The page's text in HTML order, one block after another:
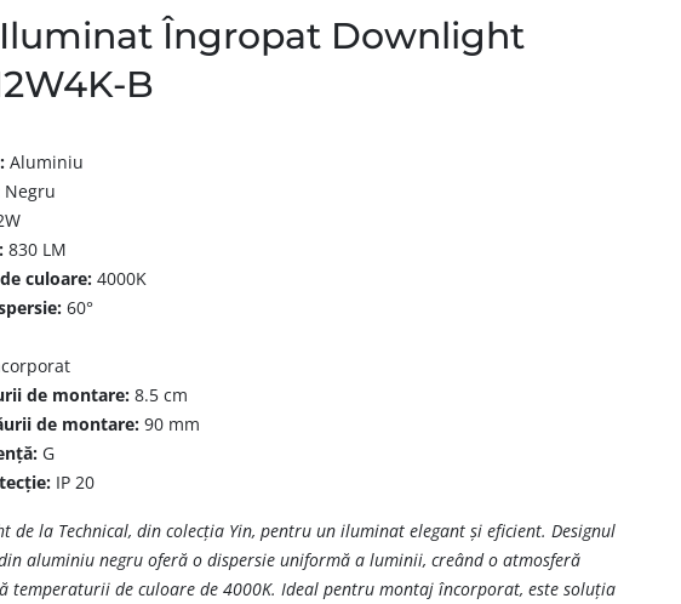
Îngropat Downlight
B
Aluminiu
Negru
830 LM
culoare: 4000K
60°
de montare: 8.5 cm
de montare: 90 mm
G
IP 20
de la Technical, din colecția Yin, pentru un iluminat elegant și eficient. Designul
aluminiu negru oferă o dispersie uniformă a luminii, creând o atmosferă
temperaturii de culoare de 4000K. Ideal pentru montaj încorporat, este soluția